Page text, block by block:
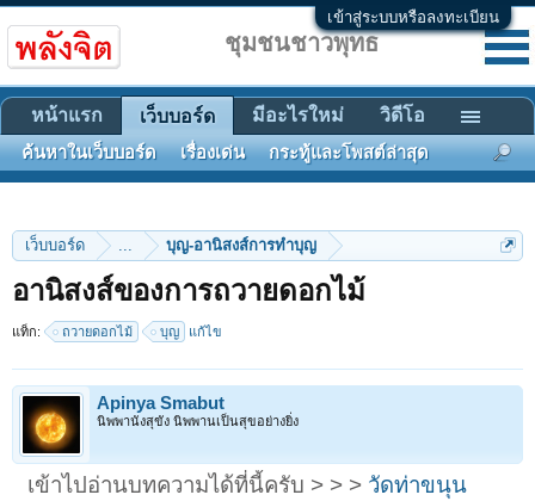
เข้าสู่ระบบหรือลงทะเบียน
เว็บบอร์ด ... บุญ-อานิสงส์การทำบุญ
อานิสงส์ของการถวายดอกไม้
แท็ก: ถวายดอกไม้ บุญ แก้ไข
Apinya Smabut
นิพพานังสุขัง นิพพานเป็นสุขอย่างยิ่ง
เข้าไปอ่านบทความได้ที่นี้ครับ > > > วัดท่าขนุน
ชุมชนชาวพุทธ
หน้าแรก เว็บบอร์ด
ค้นหาในเว็บบอร์ด เรื่องเด่น กระทู้และโพสต์ล่าสุด
มีอะไรใหม่ วิดีโอ